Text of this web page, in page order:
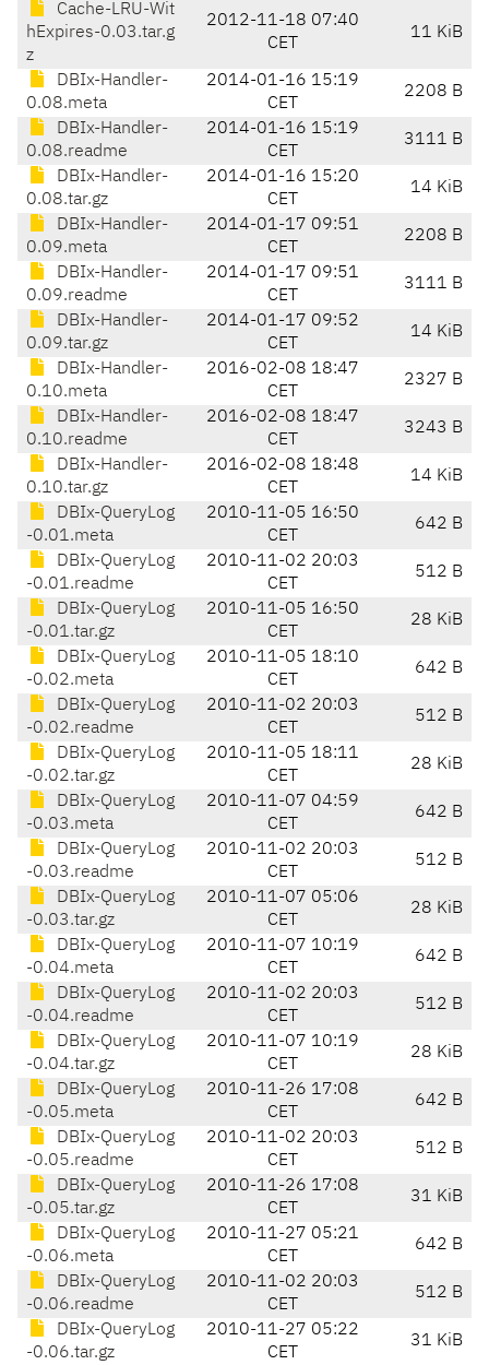
Cache-LRU-Wit
hExpires-0.03.tar.g
z
2012-11-18 07:40
CET
11 KiB
DBIx-Handler-
0.08.meta
2014-01-16 15:19
CET
2208 B
DBIx-Handler-
0.08.readme
2014-01-16 15:19
CET
3111 B
DBIx-Handler-
0.08.tar.gz
2014-01-16 15:20
CET
14 KiB
DBIx-Handler-
0.09.meta
2014-01-17 09:51
CET
2208 B
DBIx-Handler-
0.09.readme
2014-01-17 09:51
CET
3111 B
DBIx-Handler-
0.09.tar.gz
2014-01-17 09:52
CET
14 KiB
DBIx-Handler-
0.10.meta
2016-02-08 18:47
CET
2327 B
DBIx-Handler-
0.10.readme
2016-02-08 18:47
CET
3243 B
DBIx-Handler-
0.10.tar.gz
2016-02-08 18:48
CET
14 KiB
DBIx-QueryLog
-0.01.meta
2010-11-05 16:50
CET
642 B
DBIx-QueryLog
-0.01.readme
2010-11-02 20:03
CET
512 B
DBIx-QueryLog
-0.01.tar.gz
2010-11-05 16:50
CET
28 KiB
DBIx-QueryLog
-0.02.meta
2010-11-05 18:10
CET
642 B
DBIx-QueryLog
-0.02.readme
2010-11-02 20:03
CET
512 B
DBIx-QueryLog
-0.02.tar.gz
2010-11-05 18:11
CET
28 KiB
DBIx-QueryLog
-0.03.meta
2010-11-07 04:59
CET
642 B
DBIx-QueryLog
-0.03.readme
2010-11-02 20:03
CET
512 B
DBIx-QueryLog
-0.03.tar.gz
2010-11-07 05:06
CET
28 KiB
DBIx-QueryLog
-0.04.meta
2010-11-07 10:19
CET
642 B
DBIx-QueryLog
-0.04.readme
2010-11-02 20:03
CET
512 B
DBIx-QueryLog
-0.04.tar.gz
2010-11-07 10:19
CET
28 KiB
DBIx-QueryLog
-0.05.meta
2010-11-26 17:08
CET
642 B
DBIx-QueryLog
-0.05.readme
2010-11-02 20:03
CET
512 B
DBIx-QueryLog
-0.05.tar.gz
2010-11-26 17:08
CET
31 KiB
DBIx-QueryLog
-0.06.meta
2010-11-27 05:21
CET
642 B
DBIx-QueryLog
-0.06.readme
2010-11-02 20:03
CET
512 B
DBIx-QueryLog
-0.06.tar.gz
2010-11-27 05:22
CET
31 KiB